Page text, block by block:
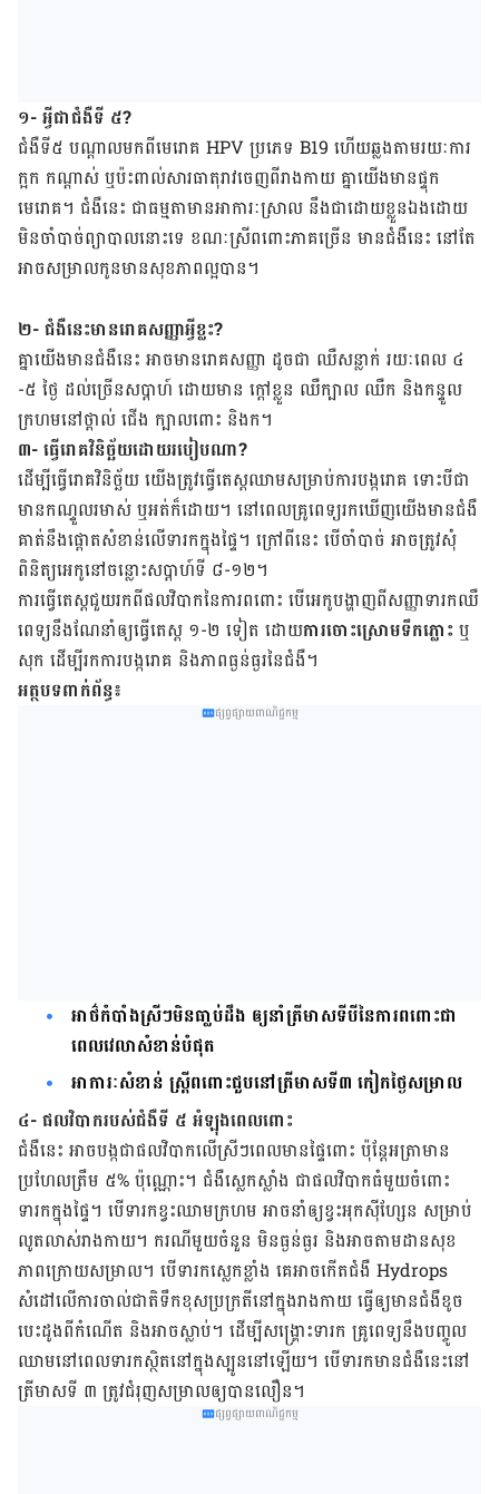
១-​ អ្វី​ជា​ជំងឺ​ទី ៥?
ជំងឺ​ទី​៥​ បណ្តាល​មក​ពី​មេរោគ HPV ប្រភេទ B19 ហើយ​​ឆ្លង​តាម​រយៈការ​
ក្អក កណ្តាស់ ឬ​ប៉ះពាល់​សារធាតុ​រាវ​ចេញ​ពី​​រាង​កាយ គ្នា​យើង​​មាន​ផ្ទុក​
មេរោគ។ ជំងឺ​នេះ ជា​ធម្មតាមាន​អាការៈ​​ស្រាល ​នឹង​ជា​ដោយ​ខ្លួន​ឯង​ដោយ ​
មិនចាំ​បាច់​​ព្យាបាលនោះទេ ខណៈស្រីពពោះភាគច្រើន ​មាន​ជំងឺ​នេះ​ នៅ​តែ​
អាច​សម្រាល​កូន​មាន​សុខភាព​ល្អ​បាន។
២-​ ជំងឺ​នេះ​មាន​រោគ​សញ្ញា​អ្វី​ខ្លះ?
គ្នា​យើង​មាន​ជំងឺ​នេះ​ អាច​មាន​រោគ​សញ្ញា​ ដូច​ជា ឈឺ​សន្លាក់​ ​រយៈពេល​ ៤​
-៥ ​ថ្ងៃ ដល់​ច្រើន​សប្តាហ៍ ដោយ​មាន​ ក្តៅ​ខ្លួន ឈឺ​ក្បាល ឈឺ​ក និង​កន្ទួល​
ក្រហម​នៅ​ថ្ពាល់ ជើង ក្បាល​ពោះ និង​ក។
៣- ធ្វើ​រោគ​វិនិច្ឆ័យ​ដោយ​របៀប​ណា?
ដើម្បី​ធ្វើ​រោគ​វិនិច្ឆ័យ យើង​​ត្រូវ​ធ្វើ​តេស្ត​ឈាម​សម្រាប់​ការ​បង្ក​រោគ​ ទោះ​បី​ជា
មាន​កណ្ទួល​រមាស់ ឬ​អត់ក៏​ដោយ។ នៅ​ពេល​គ្រូពេទ្យ​រក​ឃើញ​យើង​មាន​ជំងឺ
គាត់​នឹង​ផ្តោត​សំខាន់​លើ​ទារក​ក្នុង​ផ្ទៃ។ ក្រៅ​ពី​នេះ ​បើ​ចាំ​បាច់ ​អាច​ត្រូវ​សុំ​
ពិនិត្យ​អេកូ​នៅ​ចន្លោះ​សប្តាហ៍​ទី​ ៨-១២។
ការ​ធ្វើ​តេស្ត​ជួយ​រក​ពី​ផល​វិបាក​នៃ​ការ​ពពោះ ​បើ​អេកូ​បង្ហាញ​ពី​សញ្ញា​ទារក​ឈឺ
ពេទ្យ​នឹង​ណែនាំ​ឲ្យ​ធ្វើ​តេស្ត ១-​២ ​ទៀត​ ដោយ​ការ​ចោះ​ស្រោម​ទឹក​ភ្លោះ ​ ឬ​
សុក​ ដើម្បី​រក​ការ​បង្ក​រោគ​ និង​ភាព​ធ្ងន់ធ្ងរនៃ​ជំងឺ។
អត្ថបទ​ពាក់ព័ន្ធ៖
ផ្សព្វផ្សាយពាណិជ្ជកម្ម
អាថ៌កំបាំងស្រីៗមិនធា្លប់ដឹង ឲ្យនាំត្រីមាសទីបីនៃការពពោះជា
ពេលវេលាសំខាន់បំផុត
អាការៈសំខាន់ ស្រី្តពពោះជួបនៅត្រីមាសទី៣ កៀកថ្ងៃសម្រាល
៤- ផល​វិបាករប​ស់ជំងឺទី ៥ អំឡុង​ពេល​ពោះ
ជំងឺ​នេះ អាច​បង្ក​ជា​​ផល​វិបាក​លើ​ស្រីៗ​ពេល​មានផ្ទៃ​ពោះ​ ប៉ុន្តែ​អត្រាមាន​
ប្រហែលត្រឹម​ ៥% ប៉ុណ្ណោះ។ ជំងឺ​ស្លេក​ស្លាំង​ ជា​ផល​វិបាក​ធំ​មួយ​ចំពោះ​
ទារក​ក្នុង​ផ្ទៃ។​ ​បើ​ទារក​ខ្វះ​ឈាម​ក្រហម ​អាចនាំ​​ឲ្យ​ខ្វះ​អុកស៊ីហ្សែន ​សម្រាប់​
លូត​លាស់​រាង​កាយ។ ករណី​មួយ​ចំនួន ​មិន​ធ្ងន់ធ្ងរ​ និង​អាច​តាម​ដាន​សុខ
ភាព​ក្រោយ​សម្រាល។ ​បើ​ទារក​ស្លេក​ខ្លាំង គេ​អាច​កើត​ជំងឺ Hydrops
សំដៅ​លើ​ការ​​ចាល់​ជាតិ​ទឹក​ខុស​ប្រក្រតី​នៅ​ក្នុង​រាងកាយ ​ធ្វើ​ឲ្យ​មាន​ជំងឺ​ខូច​
បេះដូង​ពី​កំណើត និង​អាច​ស្លាប់។ ដើម្បី​សង្គ្រោះ​ទារក​ គ្រូពេទ្យ​នឹង​បញ្ចូល​
ឈាម​នៅ​ពេល​ទារកស្ថិត​​នៅ​ក្នុង​ស្បូន​នៅ​ឡើយ។ ​បើ​ទារក​មាន​ជំងឺ​នេះ​នៅ​
ត្រីមាស​ទី ​៣ ត្រូវ​ជំរុញ​សម្រាល​​ឲ្យ​បាន​លឿន។
ផ្សព្វផ្សាយពាណិជ្ជកម្ម